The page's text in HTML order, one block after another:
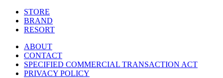
STORE
BRAND
RESORT
ABOUT
CONTACT
SPECIFIED COMMERCIAL TRANSACTION ACT
PRIVACY POLICY